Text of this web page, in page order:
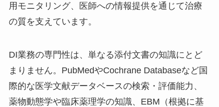
用モニタリング、医師への情報提供を通じて治療
の質を支えています。
DI業務の専門性は、単なる添付文書の知識にとど
まりません。PubMedやCochrane Databaseなど国
際的な医学文献データベースの検索・評価能力、
薬物動態学や臨床薬理学の知識、EBM（根拠に基